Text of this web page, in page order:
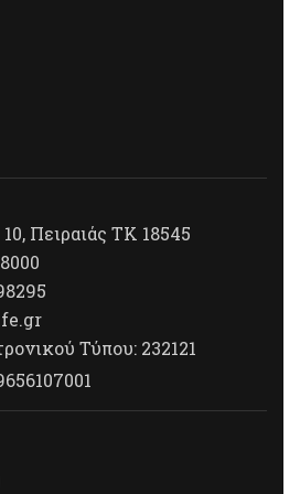
Πειραιάς ΤΚ 18545
Τύπου: 232121